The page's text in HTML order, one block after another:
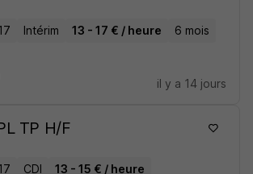
Intérim 13 - 17 € / heure 6 mois
il y a 14 jours
TP H/F
CDI 13 - 15 € / heure